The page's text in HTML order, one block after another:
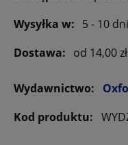
Wysyłka w: 5 - 10 dni
Dostawa: od 14,00 zł
Wydawnictwo:
Kod produktu: